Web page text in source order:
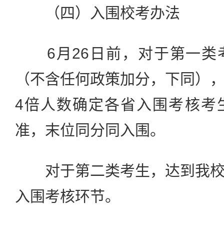
（四）入围校考办法
6月26日前，对于第一类
（不含任何政策加分，下同）
4倍人数确定各省入围考核考
准，末位同分同入围。
对于第二类考生，达到我校
入围考核环节。